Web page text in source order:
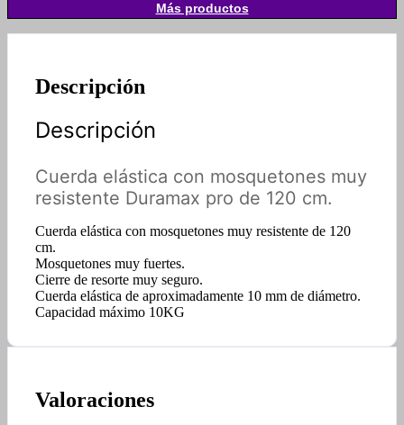
Más productos
Descripción
Descripción
Cuerda elástica con mosquetones muy
resistente Duramax pro de 120 cm.
Cuerda elástica con mosquetones muy resistente de 120
cm.
Mosquetones muy fuertes.
Cierre de resorte muy seguro.
Cuerda elástica de aproximadamente 10 mm de diámetro.
Capacidad máximo 10KG
Valoraciones